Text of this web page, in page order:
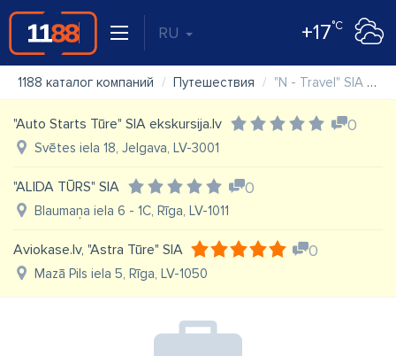
RU +17°C
1188 каталог компаний Путешествия "N - Travel" SIA ceļojumu birojs
"Auto Starts Tūre" SIA ekskursija.lv 0
Svētes iela 18, Jelgava, LV-3001
"ALIDA TŪRS" SIA 0
Blaumaņa iela 6 - 1C, Rīga, LV-1011
Aviokase.lv, "Astra Tūre" SIA 0
Mazā Pils iela 5, Rīga, LV-1050